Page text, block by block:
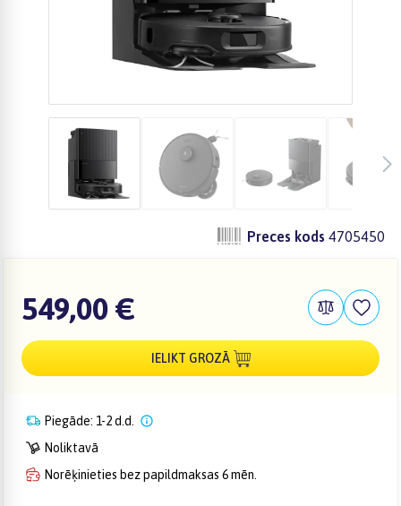
Preces kods 4705450
549,00 €
IELIKT GROZĀ
Piegāde: 1-2 d.d.
Noliktavā
Norēķinieties bez papildmaksas 6 mēn.